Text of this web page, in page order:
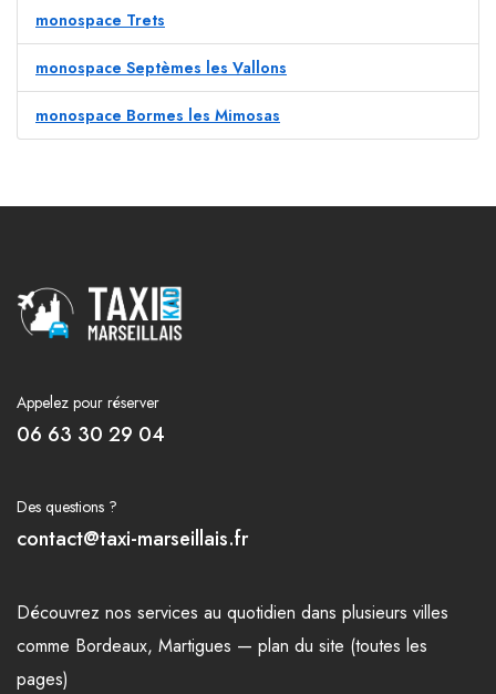
monospace Trets
monospace Septèmes les Vallons
monospace Bormes les Mimosas
Appelez pour réserver
06 63 30 29 04
Des questions ?
contact@taxi-marseillais.fr
Découvrez nos services au quotidien dans plusieurs villes
comme Bordeaux, Martigues — plan du site (toutes les
pages)